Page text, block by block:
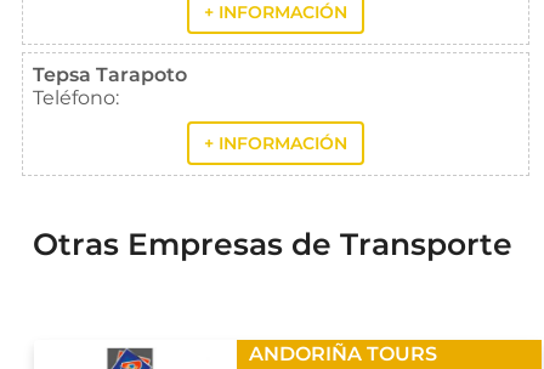
+ INFORMACIÓN
Tepsa Tarapoto
Teléfono:
+ INFORMACIÓN
Otras Empresas de Transporte
ANDORIÑA TOURS